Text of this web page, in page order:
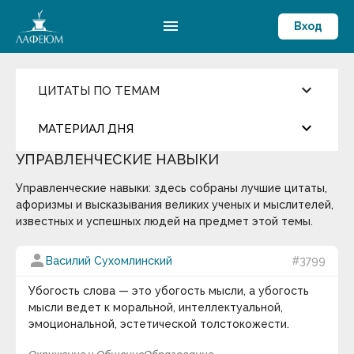
menu Вход
ЦИТАТЫ ПО ТЕМАМ keyboard_arrow_down
Достижения
Компетентность
Мировоззрение
Мораль
Окружение и Общение
Самоконтроль
Способности
Эрудиция
Общество
УПРАВЛЕНЧЕСКИЕ НАВЫКИ
Управленческие навыки: здесь собраны лучшие цитаты,
афоризмы и высказывания великих ученых и мыслителей,
известных и успешных людей на предмет этой темы.
person Василий Сухомлинский #3799
Убогость слова — это убогость мысли, а убогость
мысли ведет к моральной, интеллектуальной,
эмоциональной, эстетической толстокожести.
МАТЕРИАЛ ДНЯ keyboard_arrow_down
Андрей Кнышев
Сегодня ему исполнилось бы 500 лет…
keyboard_arrow_down
Термин дня